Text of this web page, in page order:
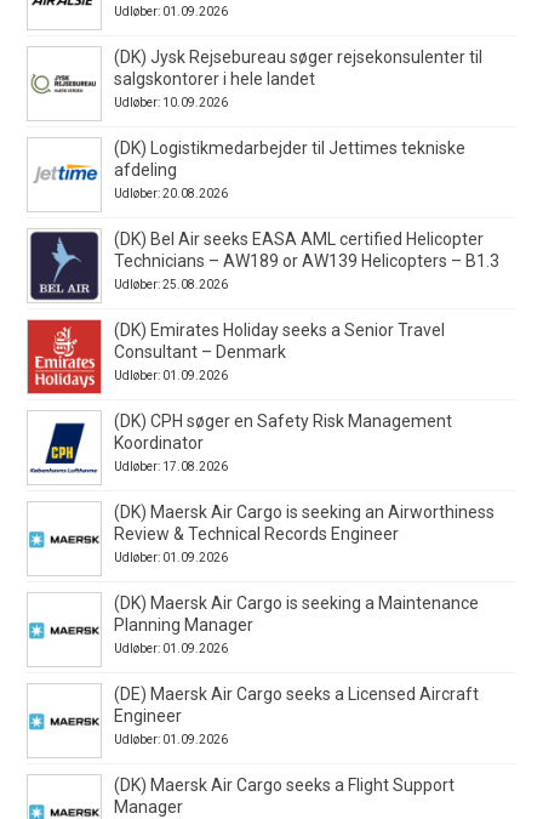
Udløber: 01.09.2026
(DK) Jysk Rejsebureau søger rejsekonsulenter til
salgskontorer i hele landet
Udløber: 10.09.2026
(DK) Logistikmedarbejder til Jettimes tekniske
afdeling
Udløber: 20.08.2026
(DK) Bel Air seeks EASA AML certified Helicopter
Technicians – AW189 or AW139 Helicopters – B1.3
Udløber: 25.08.2026
(DK) Emirates Holiday seeks a Senior Travel
Consultant – Denmark
Udløber: 01.09.2026
(DK) CPH søger en Safety Risk Management
Koordinator
Udløber: 17.08.2026
(DK) Maersk Air Cargo is seeking an Airworthiness
Review & Technical Records Engineer
Udløber: 01.09.2026
(DK) Maersk Air Cargo is seeking a Maintenance
Planning Manager
Udløber: 01.09.2026
(DE) Maersk Air Cargo seeks a Licensed Aircraft
Engineer
Udløber: 01.09.2026
(DK) Maersk Air Cargo seeks a Flight Support
Manager